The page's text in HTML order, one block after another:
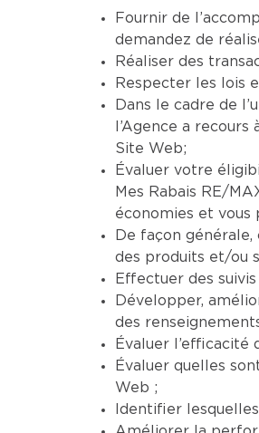
Fournir de
demandez de
Réaliser des
Respecter les lois
Dans le cadre de
l’Agence a
Site Web;
Évaluer votre
Mes Rabais RE/
économies et vous
De façon
des produits et/ou
Effectuer des
Développer,
des
Évaluer l’efficacité
Évaluer quelles
Web ;
Identifier